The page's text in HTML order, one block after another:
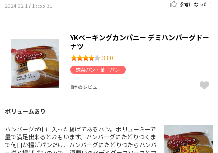
2024-02-17 13:55:31 参考になった！
YKベーキングカンパニー デミハンバーグドー
ナツ
3.80
惣菜パン・菓子パン
0件のレビュー
ボリュームあり
ハンバーグが中に入った揚げてあるパン。ボリューミーで
量で満足出来るとおもいます。ハンバーグにたどりつくま
で何口か揚げパンだけ、ハンバーグにたどりつたらハンバ